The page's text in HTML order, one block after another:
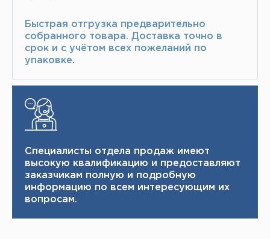
Быстрая отгрузка предварительно
собранного товара.​ Доставка точно в
срок и с учётом всех пожеланий по
упаковке.​
Специалисты отдела продаж имеют
высокую квалификацию и ​ предоставляют
заказчикам полную и подробную
информацию по всем интересующим их
вопросам.